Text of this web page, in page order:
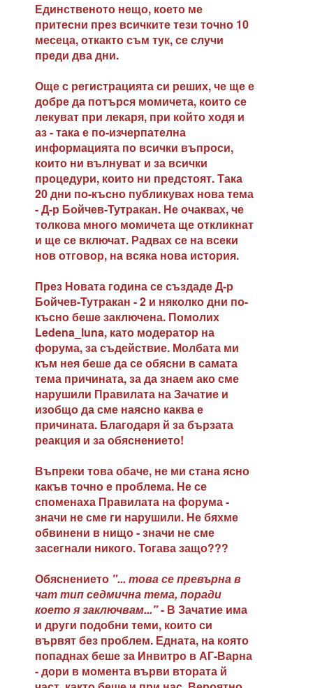
Единственото нещо, което ме
притесни през всичките тези точно 10
месеца, откакто съм тук, се случи
преди два дни.
Още с регистрацията си реших, че ще е
добре да потърся момичета, които се
лекуват при лекаря, при който ходя и
аз - така е по-изчерпателна
информацията по всички въпроси,
които ни вълнуват и за всички
процедури, които ни предстоят. Така
20 дни по-късно публикувах нова тема
- Д-р Бойчев-Тутракан. Не очаквах, че
толкова много момичета ще откликнат
и ще се включат. Радвах се на всеки
нов отговор, на всяка нова история.
През Новата година се създаде Д-р
Бойчев-Тутракан - 2 и няколко дни по-
късно беше заключена. Помолих
Ledena_luna, като модератор на
форума, за съдействие. Молбата ми
към нея беше да се обясни в самата
тема причината, за да знаем ако сме
нарушили Правилата на Зачатие и
изобщо да сме наясно каква е
причината. Благодаря й за бързата
реакция и за обяснението!
Въпреки това обаче, не ми стана ясно
какъв точно е проблема. Не се
споменаха Правилата на форума -
значи не сме ги нарушили. Не бяхме
обвинени в нищо - значи не сме
засегнали никого. Тогава защо???
Обяснението "... това се превърна в
чат тип седмична тема, поради
което я заключвам..."- В Зачатие има
и други подобни теми, които си
вървят без проблем. Едната, на която
попаднах беше за Инвитро в АГ-Варна
- дори в момента върви втората й